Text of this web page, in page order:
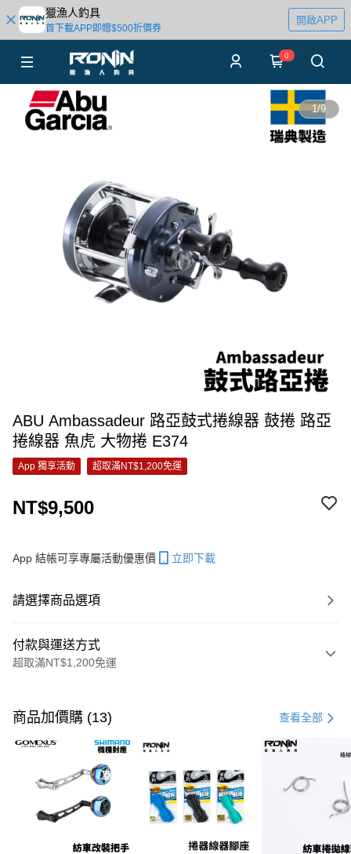
獵漁人釣具
首下載APP即贈$500折價券
開啟APP
0
1/9
ABU Ambassadeur 路亞鼓式捲線器 鼓捲 路亞
捲線器 魚虎 大物捲 E374
App 獨享活動 超取滿NT$1,200免運
NT$9,500
App 結帳可享專屬活動優惠價 立即下載
請選擇商品選項
付款與運送方式
超取滿NT$1,200免運
信用卡一次付款
信用卡分期付款
3 期 0 利率 每期 NT$3,166
合作金庫商業銀行
第一商業銀行
華南商業銀行
彰化商業銀行
台北富邦商業銀行
國泰世華商業銀行
兆豐國際商業銀行
商品加價購 (13) 查看全部